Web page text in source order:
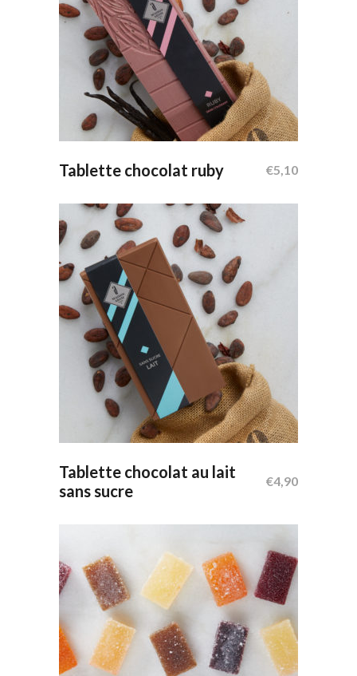
Ajouter Au Panier
Tablette chocolat ruby €5,10
Ajouter Au Panier
Tablette chocolat au lait
sans sucre
€4,90